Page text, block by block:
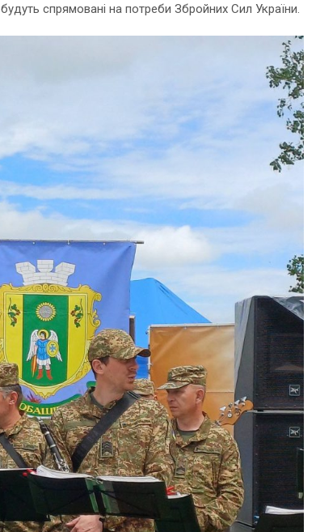
спрямовані на потреби Збройних Сил України.